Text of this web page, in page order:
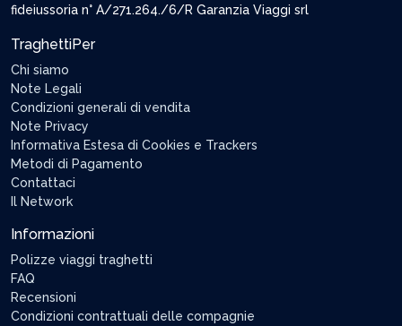
fideiussoria n° A/271.264./6/R Garanzia Viaggi srl
TraghettiPer
Chi siamo
Note Legali
Condizioni generali di vendita
Note Privacy
Informativa Estesa di Cookies e Trackers
Metodi di Pagamento
Contattaci
Il Network
Informazioni
Polizze viaggi traghetti
FAQ
Recensioni
Condizioni contrattuali delle compagnie